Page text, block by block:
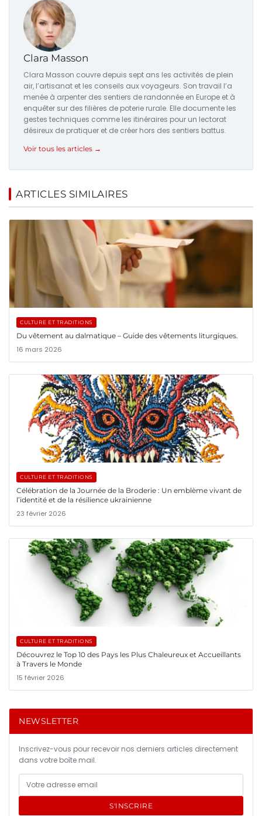
Clara Masson
Clara Masson couvre depuis sept ans les activités de plein
air, l’artisanat et les conseils aux voyageurs. Son travail l’a
menée à arpenter des sentiers de randonnée en Europe et à
enquêter sur des filières de poterie rurale. Elle documente les
gestes techniques comme les itinéraires pour un lectorat
désireux de pratiquer et de créer hors des sentiers battus.
Voir tous les articles →
ARTICLES SIMILAIRES
CULTURE ET TRADITIONS
Du vêtement au dalmatique – Guide des vêtements liturgiques.
16 mars 2026
CULTURE ET TRADITIONS
Célébration de la Journée de la Broderie : Un emblème vivant de
l’identité et de la résilience ukrainienne
23 février 2026
CULTURE ET TRADITIONS
Découvrez le Top 10 des Pays les Plus Chaleureux et Accueillants
à Travers le Monde
15 février 2026
NEWSLETTER
Inscrivez-vous pour recevoir nos derniers articles directement
dans votre boîte mail.
S'INSCRIRE